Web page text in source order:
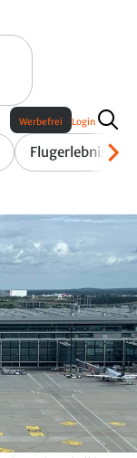
Flugerlebnis
Werbefrei Login